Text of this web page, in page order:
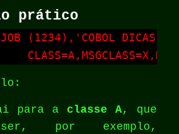
prático
JOB (1234),'COBOL DICAS',
para a classe A, que
por exemplo,